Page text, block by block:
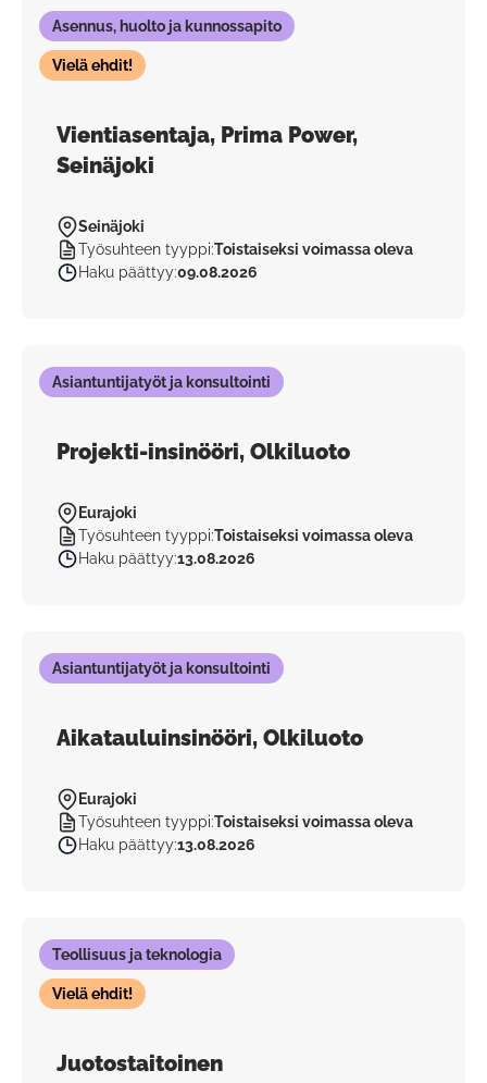
Asennus, huolto ja kunnossapito
Vielä ehdit!
Vientiasentaja, Prima Power,
Seinäjoki
Seinäjoki
Työsuhteen tyyppi:Toistaiseksi voimassa oleva
Haku päättyy:09.08.2026
Asiantuntijatyöt ja konsultointi
Projekti-insinööri, Olkiluoto
Eurajoki
Työsuhteen tyyppi:Toistaiseksi voimassa oleva
Haku päättyy:13.08.2026
Asiantuntijatyöt ja konsultointi
Aikatauluinsinööri, Olkiluoto
Eurajoki
Työsuhteen tyyppi:Toistaiseksi voimassa oleva
Haku päättyy:13.08.2026
Teollisuus ja teknologia
Vielä ehdit!
Juotostaitoinen